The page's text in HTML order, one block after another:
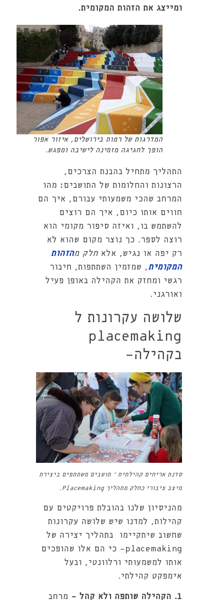
ומייצג את הזהות המקומית.
המדרגות של רמות בירושלים, איזור אפור
הופך לחגיגה מזמינה לישיבה ומפגש.
התהליך מתחיל בהבנת הצרכים,
הרצונות והחלומות של התושבים: מהו
המרחב שהכי משמעותי עבורם, איך הם
חווים אותו כיום, איך הם רוצים
להשתמש בו, ואיזה סיפור מקומי הוא
רוצה לספר. כך נוצר מקום שהוא לא
רק יפה או נגיש, אלאחלק מהזהות
המקומית, שמזמין השתתפות, חיבור
רגשי ומחזק את הקהילה באופן פעיל
ואורגני.
שלושה עקרונות ל
placemaking
בקהילה-
סדנת אריחים קהילתית – תושבים משתתפים ביצירת
מיצב ציבורי כחלק מתהליך Placemaking.
מהניסיון שלנו בהובלת פרויקטים עם
קהילות, למדנו שיש שלושה עקרונות
שחשוב שיתקיימו בתהליך יצירה של
placemaking- כי הם אלו שהופכים
אותו למשמעותי ורלוונטי, ובעל
אימפקט קהילתי.
1. הקהילה שותפה ולא קהל -
מרחב